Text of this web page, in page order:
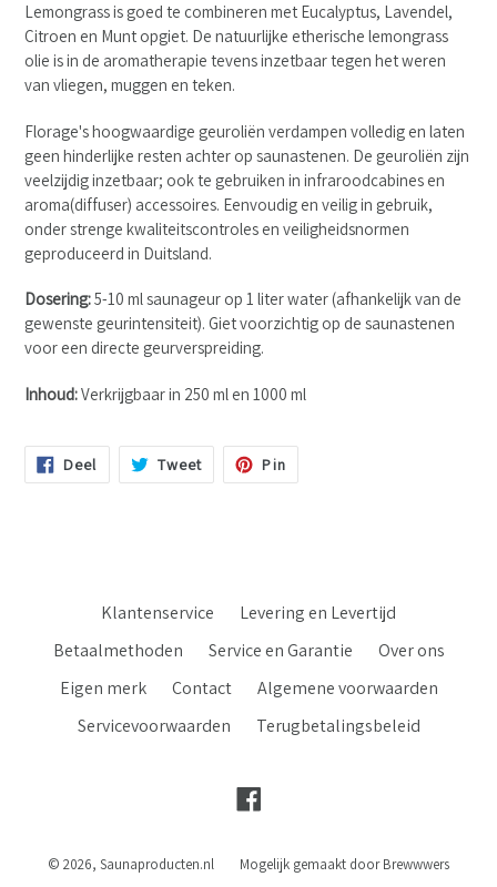
Lemongrass is goed te combineren met Eucalyptus, Lavendel,
Citroen en Munt opgiet. De natuurlijke etherische lemongrass
olie is in de aromatherapie tevens inzetbaar tegen het weren
van vliegen, muggen en teken.
Florage's hoogwaardige geuroliën verdampen volledig en laten
geen hinderlijke resten achter op saunastenen. De geuroliën zijn
veelzijdig inzetbaar; ook te gebruiken in infraroodcabines en
aroma(diffuser) accessoires. Eenvoudig en veilig in gebruik,
onder strenge kwaliteitscontroles en veiligheidsnormen
geproduceerd in Duitsland.
Dosering:5-10 ml saunageur op 1 liter water (afhankelijk van de
gewenste geurintensiteit). Giet voorzichtig op de saunastenen
voor een directe geurverspreiding.
Inhoud:Verkrijgbaar in 250 ml en 1000 ml
Deel
Op
TweetTweet
Op
PinPin
Op
Klantenservice
Levering en Levertijd
Betaalmethoden
Service en Garantie
Over ons
Eigen merk
Contact
Algemene voorwaarden
Servicevoorwaarden
Terugbetalingsbeleid
© 2026, Saunaproducten.nl Mogelijk gemaakt door Brewwwers